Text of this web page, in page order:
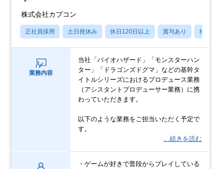
株式会社カプコン
正社員採用 土日祝休み 休日120日以上 賞与あり 社宅・
業務内容
当社「バイオハザード」「モンスターハン
ター」「ドラゴンズドグマ」などの基幹タ
イトルシリーズにおけるプロデュース業務
（アシスタントプロデューサー業務）に携
わっていただきます。
以下のような業務をご担当いただく予定で
す。
…続きを読む
・ゲームが好きで普段からプレイしている